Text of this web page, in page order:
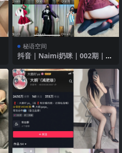
秘语空间
抖音｜Naimi奶咪｜002期｜